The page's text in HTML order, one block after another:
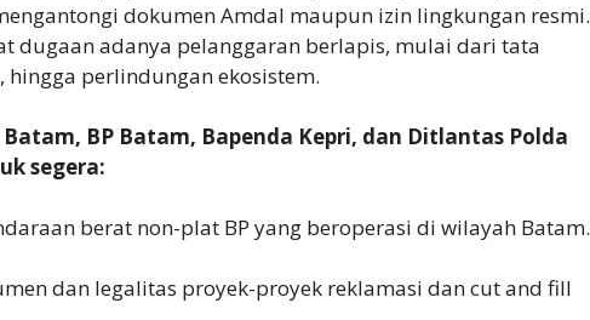
dokumen Amdal maupun izin lingkungan resmi.
dugaan adanya pelanggaran berlapis, mulai dari tata
hingga perlindungan ekosistem.
BP Batam, Bapenda Kepri, dan Ditlantas Polda
segera:
berat non-plat BP yang beroperasi di wilayah Batam.
dan legalitas proyek-proyek reklamasi dan cut and fill